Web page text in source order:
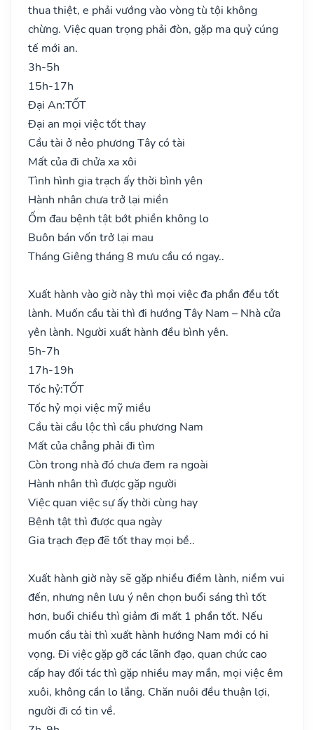
thua thiệt, e phải vướng vào vòng tù tội không
chừng. Việc quan trọng phải đòn, gặp ma quỷ cúng
tế mới an.
3h-5h
15h-17h
Đại An:TỐT
Đại an mọi việc tốt thay
Cầu tài ở nẻo phương Tây có tài
Mất của đi chửa xa xôi
Tình hình gia trạch ấy thời bình yên
Hành nhân chưa trở lại miền
Ốm đau bệnh tật bớt phiền không lo
Buôn bán vốn trở lại mau
Tháng Giêng tháng 8 mưu cầu có ngay..
Xuất hành vào giờ này thì mọi việc đa phần đều tốt
lành. Muốn cầu tài thì đi hướng Tây Nam – Nhà cửa
yên lành. Người xuất hành đều bình yên.
5h-7h
17h-19h
Tốc hỷ:TỐT
Tốc hỷ mọi việc mỹ miều
Cầu tài cầu lộc thì cầu phương Nam
Mất của chẳng phải đi tìm
Còn trong nhà đó chưa đem ra ngoài
Hành nhân thì được gặp người
Việc quan việc sự ấy thời cùng hay
Bệnh tật thì được qua ngày
Gia trạch đẹp đẽ tốt thay mọi bề..
Xuất hành giờ này sẽ gặp nhiều điềm lành, niềm vui
đến, nhưng nên lưu ý nên chọn buổi sáng thì tốt
hơn, buổi chiều thì giảm đi mất 1 phần tốt. Nếu
muốn cầu tài thì xuất hành hướng Nam mới có hi
vọng. Đi việc gặp gỡ các lãnh đạo, quan chức cao
cấp hay đối tác thì gặp nhiều may mắn, mọi việc êm
xuôi, không cần lo lắng. Chăn nuôi đều thuận lợi,
người đi có tin về.